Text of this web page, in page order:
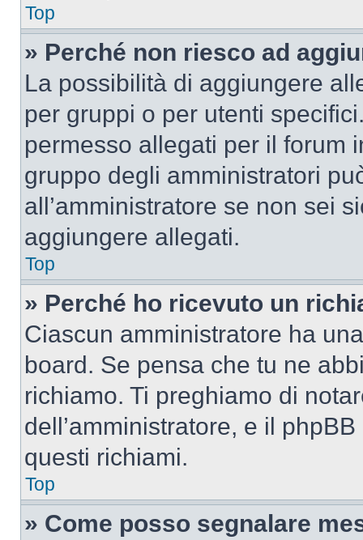
Top
» Perché non riesco ad
La possibilità di aggiungere
per gruppi o per utenti
permesso allegati per il forum
gruppo degli amministratori
all’amministratore se non sei
aggiungere allegati.
Top
» Perché ho ricevuto un
Ciascun amministratore ha
board. Se pensa che tu ne
richiamo. Ti preghiamo di
dell’amministratore, e il
questi richiami.
Top
» Come posso segnalare